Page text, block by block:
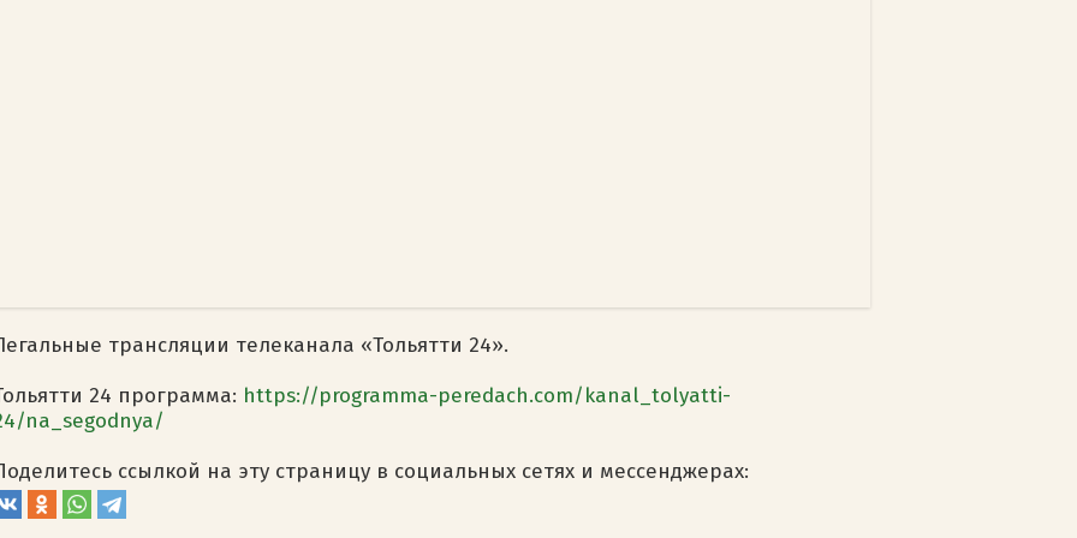
трансляции телеканала «Тольятти 24».
24 программа: https://programma-peredach.com/kanal_tolyatti-
na_segodnya/
ссылкой на эту страницу в социальных сетях и мессенджерах: